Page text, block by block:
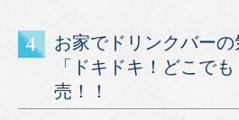
お家でドリンクバー
「ドキドキ！どこで
売！！